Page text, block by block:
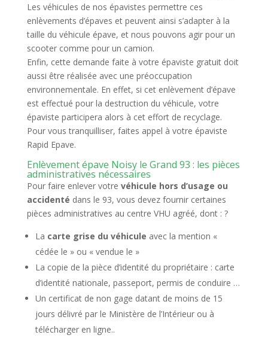
Les véhicules de nos épavistes permettre ces
enlèvements d’épaves et peuvent ainsi s’adapter à la
taille du véhicule épave, et nous pouvons agir pour un
scooter comme pour un camion.
Enfin, cette demande faite à votre épaviste gratuit doit
aussi être réalisée avec une préoccupation
environnementale. En effet, si cet enlèvement d’épave
est effectué pour la destruction du véhicule, votre
épaviste participera alors à cet effort de recyclage.
Pour vous tranquilliser, faites appel à votre épaviste
Rapid Epave.
Enlèvement épave Noisy le Grand 93 : les pièces
administratives nécessaires
Pour faire enlever votre véhicule hors d’usage ou
accidenté dans le 93, vous devez fournir certaines
pièces administratives au centre VHU agréé, dont : ?
La carte grise du véhicule avec la mention «
cédée le » ou « vendue le »
La copie de la pièce d’identité du propriétaire : carte
d’identité nationale, passeport, permis de conduire …
Un certificat de non gage datant de moins de 15
jours délivré par le Ministère de l’Intérieur ou à
télécharger en ligne..